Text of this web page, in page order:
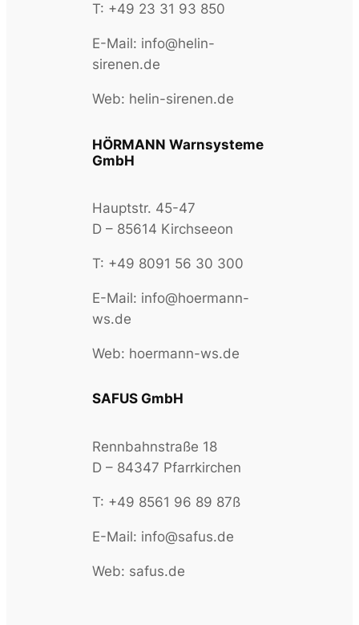
T: +49 23 31 93 850
E-Mail: info@helin-
sirenen.de
Web: helin-sirenen.de
HÖRMANN Warnsysteme
GmbH
Hauptstr. 45-47
D – 85614 Kirchseeon
T: +49 8091 56 30 300
E-Mail: info@hoermann-
ws.de
Web: hoermann-ws.de
SAFUS GmbH
Rennbahnstraße 18
D – 84347 Pfarrkirchen
T: +49 8561 96 89 87ß
E-Mail: info@safus.de
Web: safus.de